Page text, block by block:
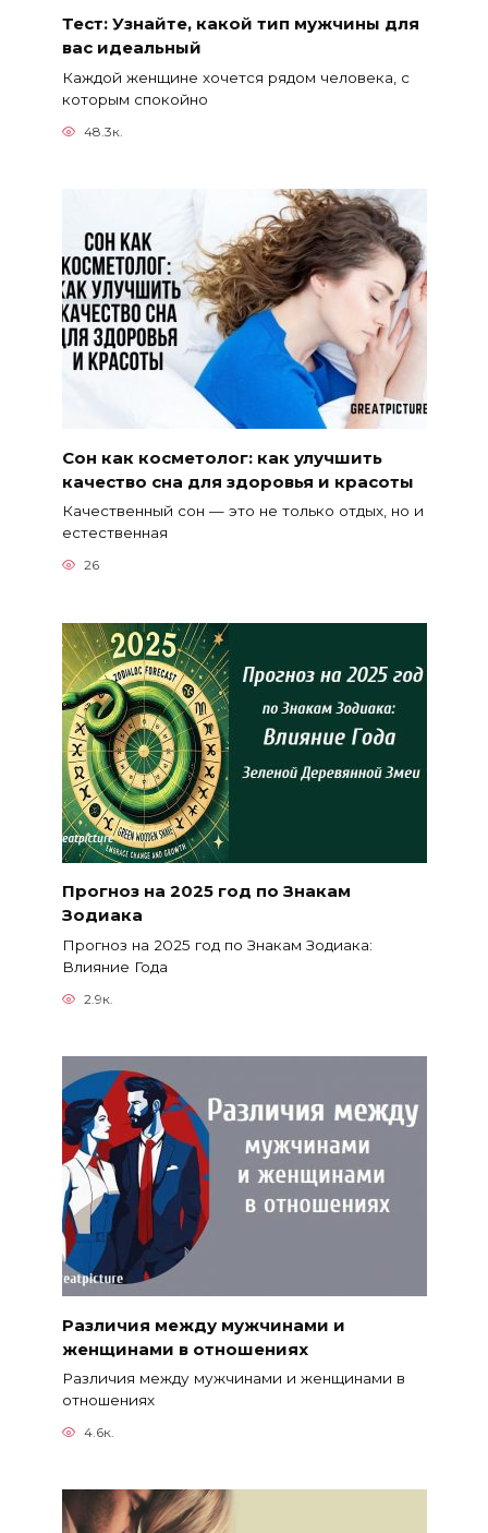
Тест: Узнайте, какой тип мужчины для
вас идеальный
Каждой женщине хочется рядом человека, с
которым спокойно
48.3к.
Сон как косметолог: как улучшить
качество сна для здоровья и красоты
Качественный сон — это не только отдых, но и
естественная
26
Прогноз на 2025 год по Знакам
Зодиака
Прогноз на 2025 год по Знакам Зодиака:
Влияние Года
2.9к.
Различия между мужчинами и
женщинами в отношениях
Различия между мужчинами и женщинами в
отношениях
4.6к.